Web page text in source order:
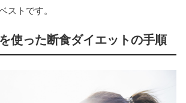
ストです。
使った断食ダイエットの手順